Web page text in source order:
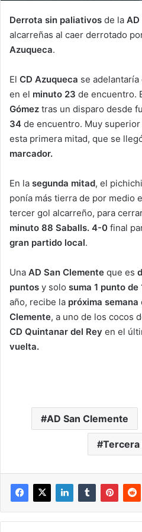
Derrota sin paliativos de la AD
alcarreñas al caer derrotado
Azuqueca.
El CD Azuqueca se
en el minuto 23 de encuentro.
Gómez tras un disparo desde
34 de encuentro. Muy
esta primera mitad, que se
marcador.
En la segunda mitad, el
ponía más tierra de por medio
tercer gol alcarreño, para
minuto 88 Saballs. 4-0 final
gran partido local.
Una AD San Clemente que es
puntos y solo suma 1 punto de
año, recibe la próxima semana
Clemente, a uno de los cocos
CD Quintanar del Rey en el
vuelta.
AD San Clemente
Tercera